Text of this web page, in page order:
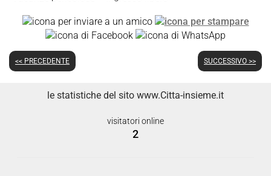
<< PRECEDENTE SUCCESSIVO >>
le statistiche del sito www.Citta-insieme.it
visitatori online
2